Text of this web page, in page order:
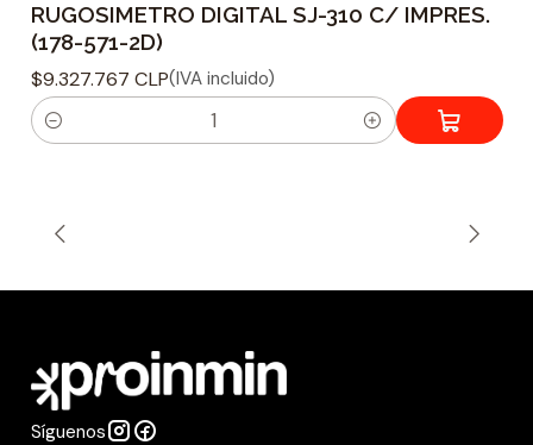
RUGOSIMETRO DIGITAL SJ-310 C/ IMPRES.
(178-571-2D)
$9.327.767 CLP(IVA incluido)
C
d
Síguenos